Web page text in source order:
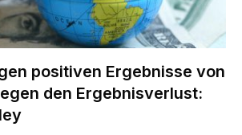
positiven Ergebnisse von
den Ergebnisverlust: